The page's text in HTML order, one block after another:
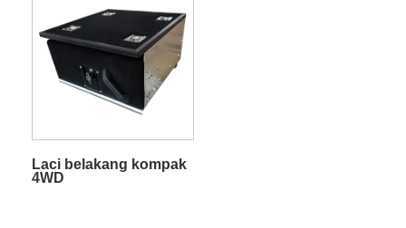
Laci belakang kompak
4WD